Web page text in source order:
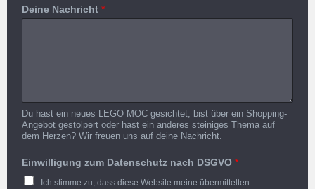
Deine Nachricht *
Du hast ein neues LEGO MOC gesichtet, bist über ein Shopping-
Angebot gestolpert oder hast ein anderes steiniges Thema auf
dem Herzen? Wir freuen uns auf deine Nachricht.
Einwilligung zum Datenschutz nach DSGVO *
Ich stimme zu, dass diese Website meine übermittelten